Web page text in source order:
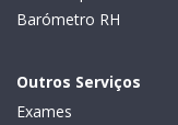
Barómetro RH
Outros Serviços
Exames